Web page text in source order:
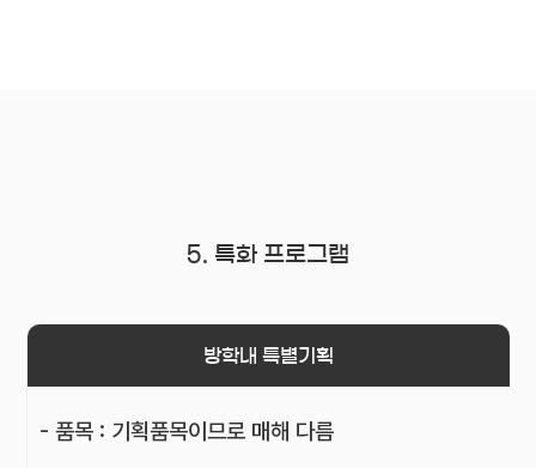
5. 특화 프로그램
방학내 특별기획
- 품목 : 기획품목이므로 매해 다름